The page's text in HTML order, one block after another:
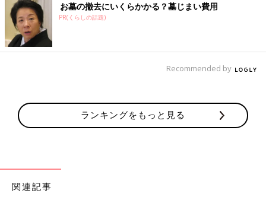
お墓の撤去にいくらかかる？墓じまい費用
PR(くらしの話題)
Recommended by
ランキングをもっと見る
関連記事